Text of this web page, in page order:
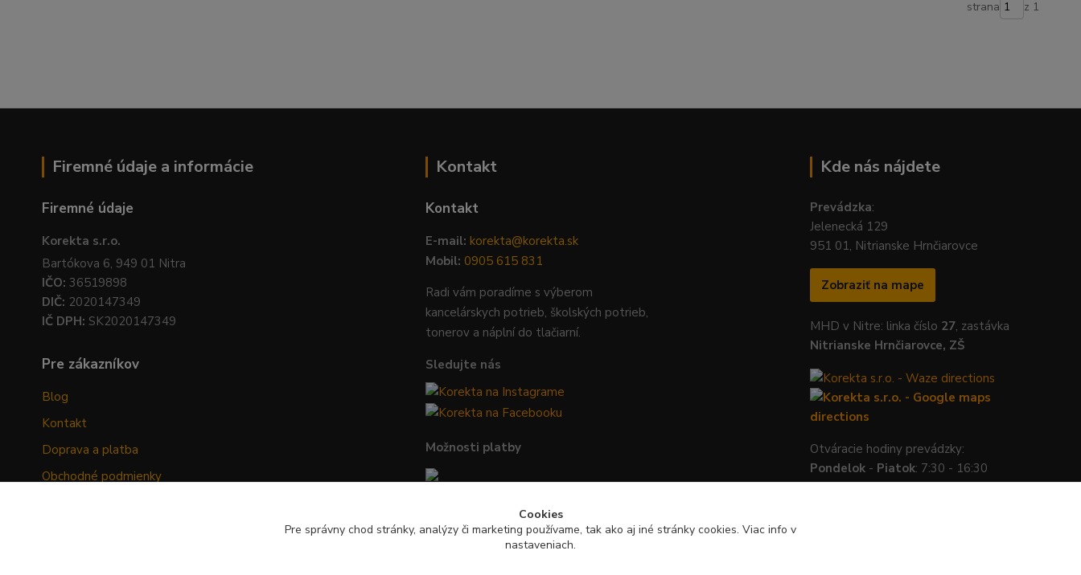
strana z 1
Firemné údaje a informácie
Firemné údaje
Korekta s.r.o.
Bartókova 6, 949 01 Nitra
IČO: 36519898
DIČ: 2020147349
IČ DPH: SK2020147349
Pre zákazníkov
Blog
Kontakt
Doprava a platba
Obchodné podmienky
Kontakt
Kontakt
E-mail: korekta@korekta.sk
Mobil: 0905 615 831
Radi vám poradíme s výberom
kancelárskych potrieb, školských potrieb,
tonerov a náplní do tlačiarní.
Sledujte nás
Možnosti platby
Bezpečná platba kartou, Google Pay,
Apple Pay a bankovým prevodom.
Kde nás nájdete
Prevádzka:
Jelenecká 129
951 01, Nitrianske Hrnčiarovce
Zobraziť na mape
MHD v Nitre: linka číslo 27, zastávka
Nitrianske Hrnčiarovce, ZŠ
Otváracie hodiny prevádzky:
Pondelok - Piatok: 7:30 - 16:30
Cookies
Pre správny chod stránky, analýzy či marketing používame, tak ako aj iné stránky cookies. Viac info v
nastaveniach.